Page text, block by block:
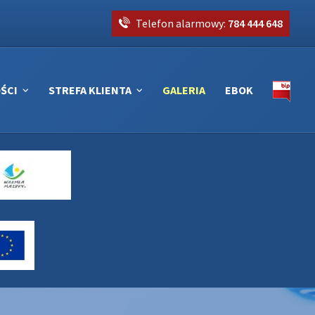
Telefon alarmowy: 784 444 648
STREFA KLIENTA GALERIA EBOK